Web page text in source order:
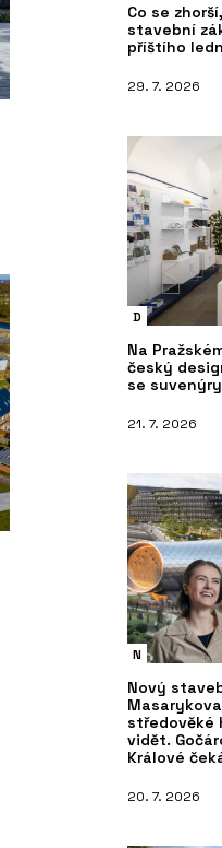
Co se
stavební
příštího
29. 7. 2026
D
Na
český
se suvenýry
21. 7. 2026
N
Nový
středověké
vidět.
Králové
20. 7. 2026